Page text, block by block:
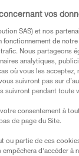
EPI ?
Petzl ?
CORE modifie les
vos
SAS) et nos
fonctionnement de
Nous partageons
analytiques,
où vous les
suivront pas sur
suivront pendant toute
consentement à
de page du Site.
ou partie de ces
empêchera d’accéder à